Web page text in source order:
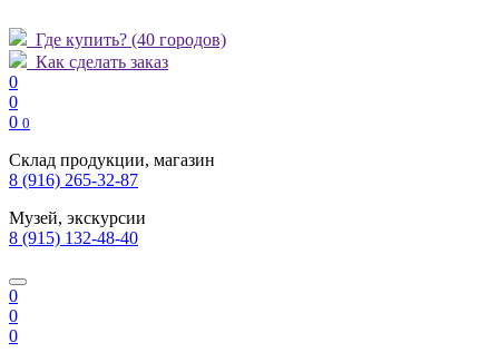
Где купить? (40 городов)
Как сделать заказ
0
0
0 0
Склад продукции, магазин
8 (916) 265-32-87
Музей, экскурсии
8 (915) 132-48-40
0
0
0